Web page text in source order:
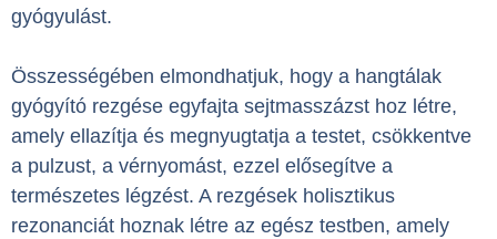
gyógyulást.
Összességében elmondhatjuk, hogy a hangtálak
gyógyító rezgése egyfajta sejtmasszázst hoz létre,
amely ellazítja és megnyugtatja a testet, csökkentve
a pulzust, a vérnyomást, ezzel elősegítve a
természetes légzést. A rezgések holisztikus
rezonanciát hoznak létre az egész testben, amely